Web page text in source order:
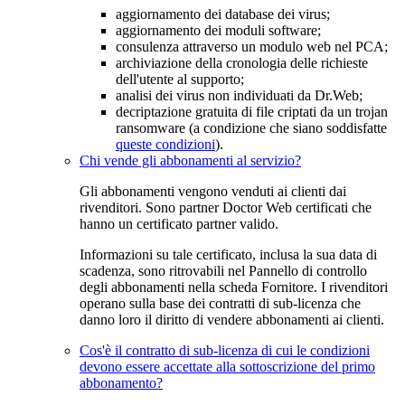
aggiornamento dei database dei virus;
aggiornamento dei moduli software;
consulenza attraverso un modulo web nel PCA;
archiviazione della cronologia delle richieste
dell'utente al supporto;
analisi dei virus non individuati da Dr.Web;
decriptazione gratuita di file criptati da un trojan
ransomware (a condizione che siano soddisfatte
queste condizioni).
Chi vende gli abbonamenti al servizio?
Gli abbonamenti vengono venduti ai clienti dai
rivenditori. Sono partner Doctor Web certificati che
hanno un certificato partner valido.
Informazioni su tale certificato, inclusa la sua data di
scadenza, sono ritrovabili nel Pannello di controllo
degli abbonamenti nella scheda Fornitore. I rivenditori
operano sulla base dei contratti di sub-licenza che
danno loro il diritto di vendere abbonamenti ai clienti.
Cos'è il contratto di sub-licenza di cui le condizioni
devono essere accettate alla sottoscrizione del primo
abbonamento?